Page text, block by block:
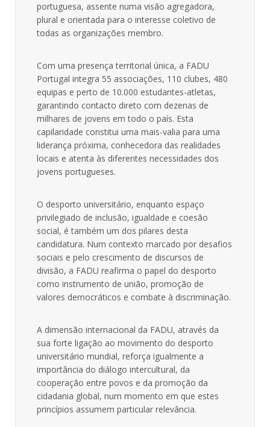
portuguesa, assente numa visão agregadora,
plural e orientada para o interesse coletivo de
todas as organizações membro.
Com uma presença territorial única, a FADU
Portugal integra 55 associações, 110 clubes, 480
equipas e perto de 10.000 estudantes-atletas,
garantindo contacto direto com dezenas de
milhares de jovens em todo o país. Esta
capilaridade constitui uma mais-valia para uma
liderança próxima, conhecedora das realidades
locais e atenta às diferentes necessidades dos
jovens portugueses.
O desporto universitário, enquanto espaço
privilegiado de inclusão, igualdade e coesão
social, é também um dos pilares desta
candidatura. Num contexto marcado por desafios
sociais e pelo crescimento de discursos de
divisão, a FADU reafirma o papel do desporto
como instrumento de união, promoção de
valores democráticos e combate à discriminação.
A dimensão internacional da FADU, através da
sua forte ligação ao movimento do desporto
universitário mundial, reforça igualmente a
importância do diálogo intercultural, da
cooperação entre povos e da promoção da
cidadania global, num momento em que estes
princípios assumem particular relevância.